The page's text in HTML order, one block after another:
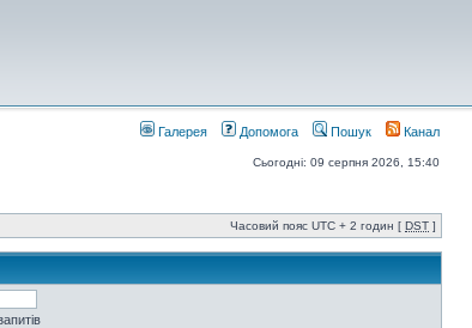
Галерея Допомога Пошук Канал
Сьогодні: 09 серпня 2026, 15:40
Часовий пояс UTC + 2 годин [ DST ]